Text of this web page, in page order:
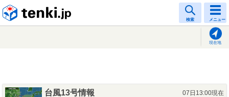
検索 メニュー
現在地
台風13号情報
07日13:00現在